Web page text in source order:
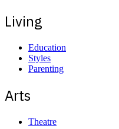
Living
Education
Styles
Parenting
Arts
Theatre